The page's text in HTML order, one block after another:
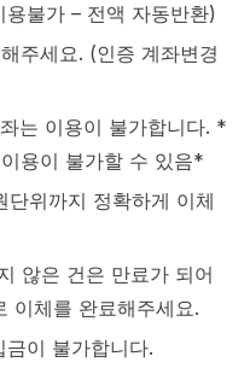
불가 – 전액 자동반환)
주세요. (인증 계좌변경
는 이용이 불가합니다. *
용이 불가할 수 있음*
단위까지 정확하게 이체
않은 건은 만료가 되어
이체를 완료해주세요.
이 불가합니다.